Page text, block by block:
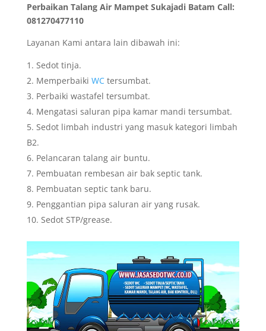
Perbaikan Talang Air Mampet Sukajadi Batam Call:
081270477110
Layanan Kami antara lain dibawah ini:
Sedot tinja.
Memperbaiki WCtersumbat.
Perbaiki wastafel tersumbat.
Mengatasi saluran pipa kamar mandi tersumbat.
Sedot limbah industri yang masuk kategori limbah
B2.
Pelancaran talang air buntu.
Pembuatan rembesan air bak septic tank.
Pembuatan septic tank baru.
Penggantian pipa saluran air yang rusak.
Sedot STP/grease.